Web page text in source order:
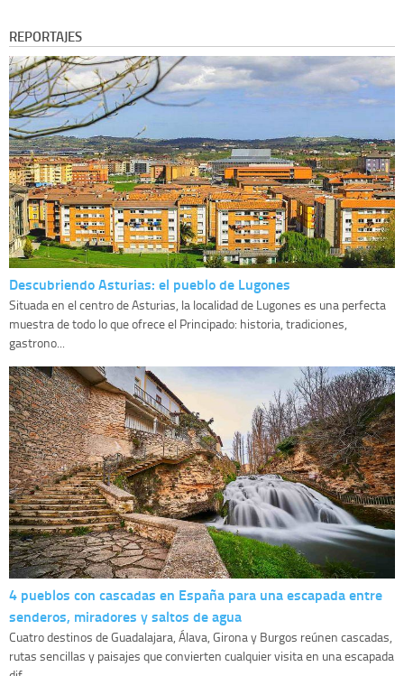
REPORTAJES
Descubriendo Asturias: el pueblo de Lugones
Situada en el centro de Asturias, la localidad de Lugones es una perfecta
muestra de todo lo que ofrece el Principado: historia, tradiciones,
gastrono...
4 pueblos con cascadas en España para una escapada entre
senderos, miradores y saltos de agua
Cuatro destinos de Guadalajara, Álava, Girona y Burgos reúnen cascadas,
rutas sencillas y paisajes que convierten cualquier visita en una escapada